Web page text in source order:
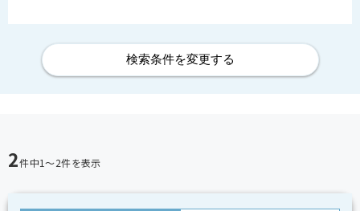
検索条件を変更する
2件中1〜2件を表示